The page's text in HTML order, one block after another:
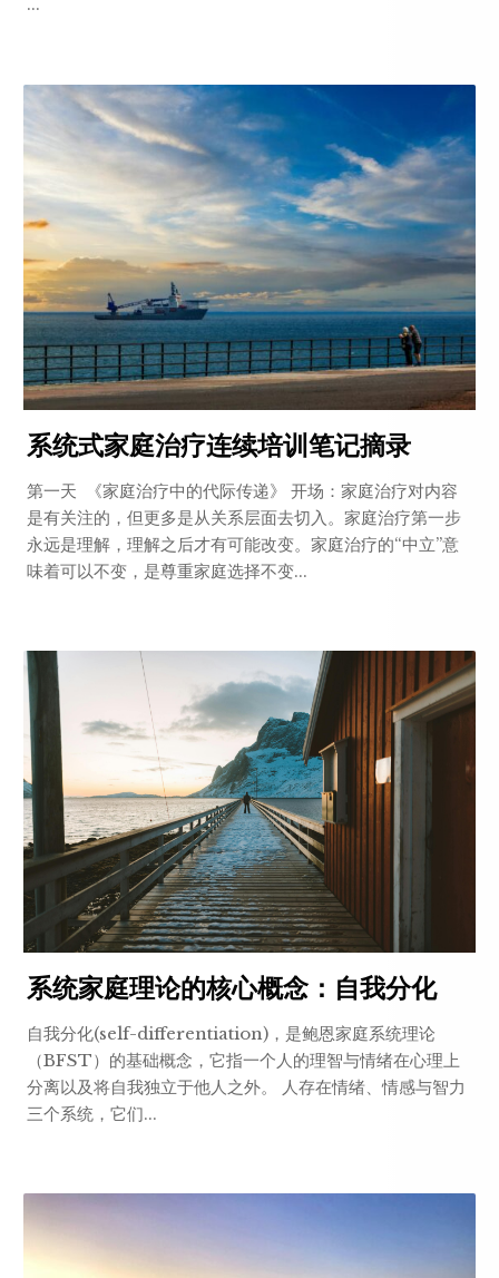
系统式家庭治疗连续培训笔记摘录
第一天 《家庭治疗中的代际传递》 开场：家庭治疗对内容
是有关注的，但更多是从关系层面去切入。家庭治疗第一步
永远是理解，理解之后才有可能改变。家庭治疗的“中立”意
味着可以不变，是尊重家庭选择不变...
系统家庭理论的核心概念：自我分化
自我分化(self-differentiation)，是鲍恩家庭系统理论
（BFST）的基础概念，它指一个人的理智与情绪在心理上
分离以及将自我独立于他人之外。 人存在情绪、情感与智力
三个系统，它们...